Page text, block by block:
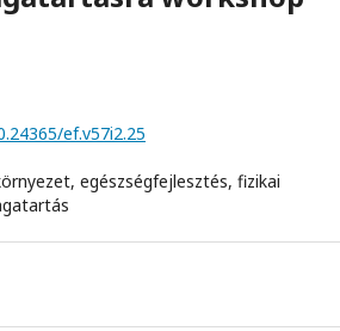
ef.v57i2.25
egészségfejlesztés, fizikai